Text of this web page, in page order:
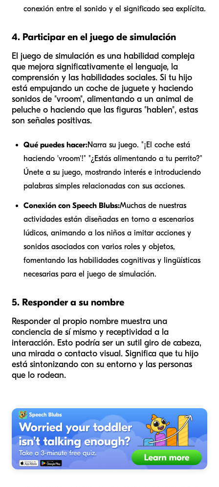
conexión entre el sonido y el significado sea explícita.
4. Participar en el juego de simulación
El juego de simulación es una habilidad compleja
que mejora significativamente el lenguaje, la
comprensión y las habilidades sociales. Si tu hijo
está empujando un coche de juguete y haciendo
sonidos de "vroom", alimentando a un animal de
peluche o haciendo que las figuras "hablen", estas
son señales positivas.
Qué puedes hacer:Narra su juego. "¡El coche está
haciendo 'vroom'!" "¿Estás alimentando a tu perrito?"
Únete a su juego, mostrando interés e introduciendo
palabras simples relacionadas con sus acciones.
Conexión con Speech Blubs:Muchas de nuestras
actividades están diseñadas en torno a escenarios
lúdicos, animando a los niños a imitar acciones y
sonidos asociados con varios roles y objetos,
fomentando las habilidades cognitivas y lingüísticas
necesarias para el juego de simulación.
5. Responder a su nombre
Responder al propio nombre muestra una
conciencia de sí mismo y receptividad a la
interacción. Esto podría ser un sutil giro de cabeza,
una mirada o contacto visual. Significa que tu hijo
está sintonizando con su entorno y las personas
que lo rodean.